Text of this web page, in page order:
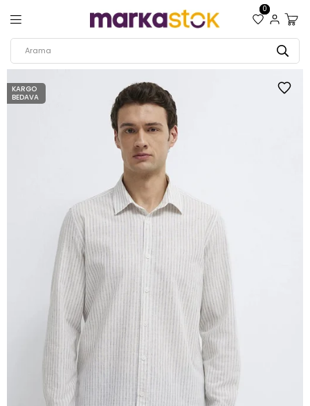
0
KARGO
BEDAVA